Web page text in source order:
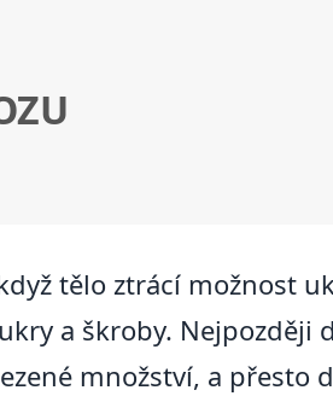
tělo ztrácí možnost
a škroby.
množství, a